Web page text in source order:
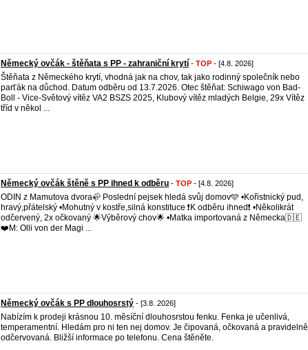
Německý ovčák - štěňata s PP - zahraniční krytí - TOP - [4.8. 2026]
Štěňata z Německého krytí, vhodná jak na chov, tak jako rodinný společník nebo
parťák na důchod. Datum odběru od 13.7.2026. Otec štěňat: Schiwago von Bad-
Boll - Vice-Světový vítěz VA2 BSZS 2025, Klubový vítěz mladých Belgie, 29x Vítěz
tříd v někol ...
Německý ovčák štěně s PP ihned k odběru - TOP - [4.8. 2026]
ODIN z Mamutova dvora🦣 Poslední pejsek hledá svůj domov🩵 •Kořistnický pud,
hravý,přátelský •Mohutný v kostře,silná konstituce ❗️K odběru ihned❗️ •Několikrát
odčervený, 2x očkovaný 🌟Výběrový chov🌟 •Matka importovaná z Německa🇩🇪
❤️M: Olli von der Magi ...
Německý ovčák s PP dlouhosrstý - [3.8. 2026]
Nabízím k prodeji krásnou 10. měsíční dlouhosrstou fenku. Fenka je učenlivá,
temperamentní. Hledám pro ni ten nej domov. Je čipovaná, očkovaná a pravidelně
odčervovaná. Bližší informace po telefonu. Cena štěněte.